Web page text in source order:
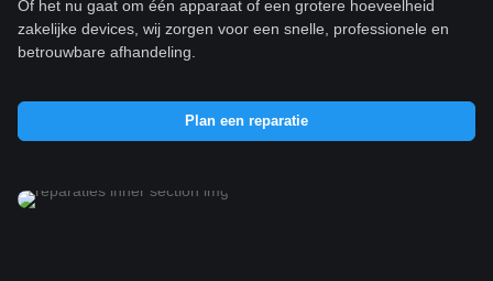
Of het nu gaat om één apparaat of een grotere hoeveelheid
zakelijke devices, wij zorgen voor een snelle, professionele en
betrouwbare afhandeling.
Plan een reparatie